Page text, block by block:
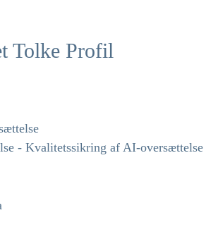
Tolke Profil
- Kvalitetssikring af AI-oversættelse